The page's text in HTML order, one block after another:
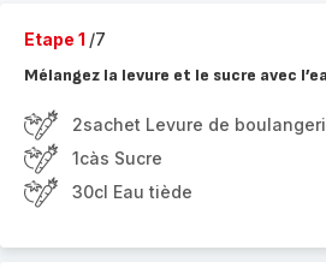
Etape 1 /7
Mélangez la levure et le sucre avec
2sachet Levure de
1càs Sucre
30cl Eau tiède